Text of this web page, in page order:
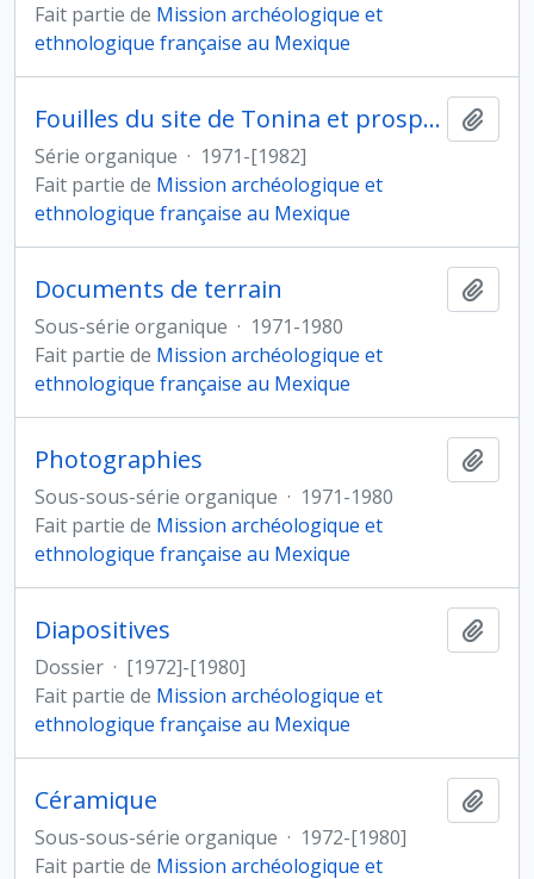
Fait partie de Mission archéologique et
ethnologique française au Mexique
Fouilles du site de Tonina et prospections dans la vallée d'Ocosingo (Mexique)
Série organique · 1971-[1982]
Fait partie de Mission archéologique et
ethnologique française au Mexique
Documents de terrain
Sous-série organique · 1971-1980
Fait partie de Mission archéologique et
ethnologique française au Mexique
Photographies
Sous-sous-série organique · 1971-1980
Fait partie de Mission archéologique et
ethnologique française au Mexique
Diapositives
Dossier · [1972]-[1980]
Fait partie de Mission archéologique et
ethnologique française au Mexique
Céramique
Sous-sous-série organique · 1972-[1980]
Fait partie de Mission archéologique et